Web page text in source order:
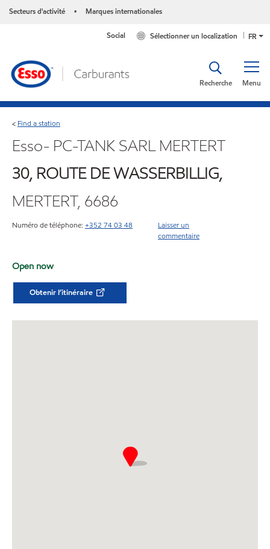
Secteurs d'activité • Marques internationales
FR
Sélectionner un localization
Social
Menu
Recherche
< Find a station
Esso- PC-TANK SARL MERTERT
30, ROUTE DE WASSERBILLIG,
MERTERT, 6686
Numéro de téléphone: +352 74 03 48
Laisser un
commentaire
Open now
Obtenir l’itinéraire